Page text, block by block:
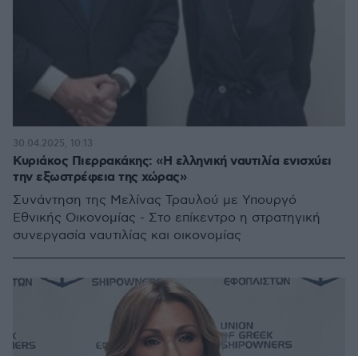
Κυριάκος Πιερρακάκης: «Η ελληνική ναυτιλία ενισχύει
την εξωστρέφεια της χώρας»
Συνάντηση της Μελίνας Τραυλού με Υπουργό
Εθνικής Οικονομίας - Στο επίκεντρο η στρατηγική
συνεργασία ναυτιλίας και οικονομίας
30.04.2025, 10:13